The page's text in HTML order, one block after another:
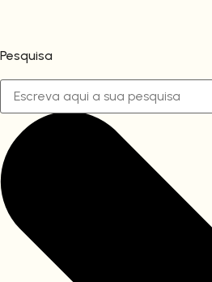
Pesquisa